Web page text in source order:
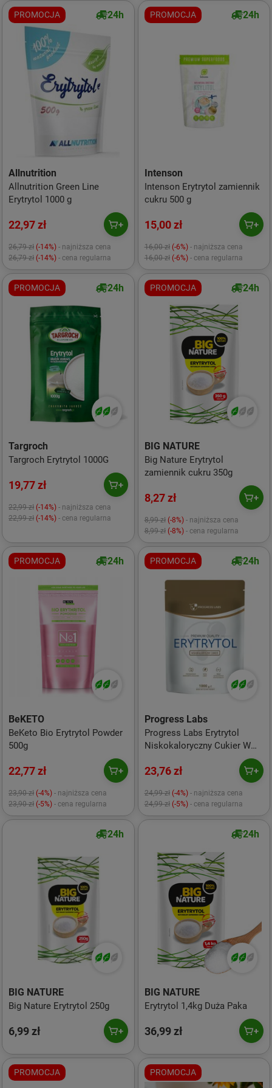
PROMOCJA 24h
Allnutrition
Allnutrition Green Line
Erytrytol 1000 g
22,97 zł
26,79 zł (-14%) - najniższa cena
26,79 zł (-14%) - cena regularna
PROMOCJA 24h
Intenson
Intenson Erytrytol zamiennik
cukru 500 g
15,00 zł
16,00 zł (-6%) - najniższa cena
16,00 zł (-6%) - cena regularna
PROMOCJA 24h
Targroch
Targroch Erytrytol 1000G
19,77 zł
22,99 zł (-14%) - najniższa cena
22,99 zł (-14%) - cena regularna
PROMOCJA 24h
BIG NATURE
Big Nature Erytrytol
zamiennik cukru 350g
8,27 zł
8,99 zł (-8%) - najniższa cena
8,99 zł (-8%) - cena regularna
PROMOCJA 24h
BeKETO
BeKeto Bio Erytrytol Powder
500g
22,77 zł
23,90 zł (-4%) - najniższa cena
23,90 zł (-5%) - cena regularna
PROMOCJA 24h
Progress Labs
Progress Labs Erytrytol
Niskokaloryczny Cukier W
23,76 zł
24,99 zł (-4%) - najniższa cena
24,99 zł (-5%) - cena regularna
24h
BIG NATURE
Big Nature Erytrytol 250g
6,99 zł
24h
BIG NATURE
Erytrytol 1,4kg Duża Paka
36,99 zł
PROMOCJA PROMOCJA